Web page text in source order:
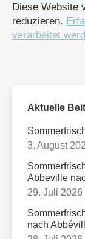
Diese Website
reduzieren.
verarbeitet
Aktuelle
3. August
Abbeville
29. Juli 2026
nach